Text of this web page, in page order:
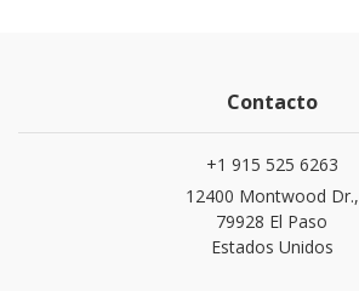
Contacto
+1 915 525 6263
12400 Montwood Dr.,
79928 El Paso
Estados Unidos